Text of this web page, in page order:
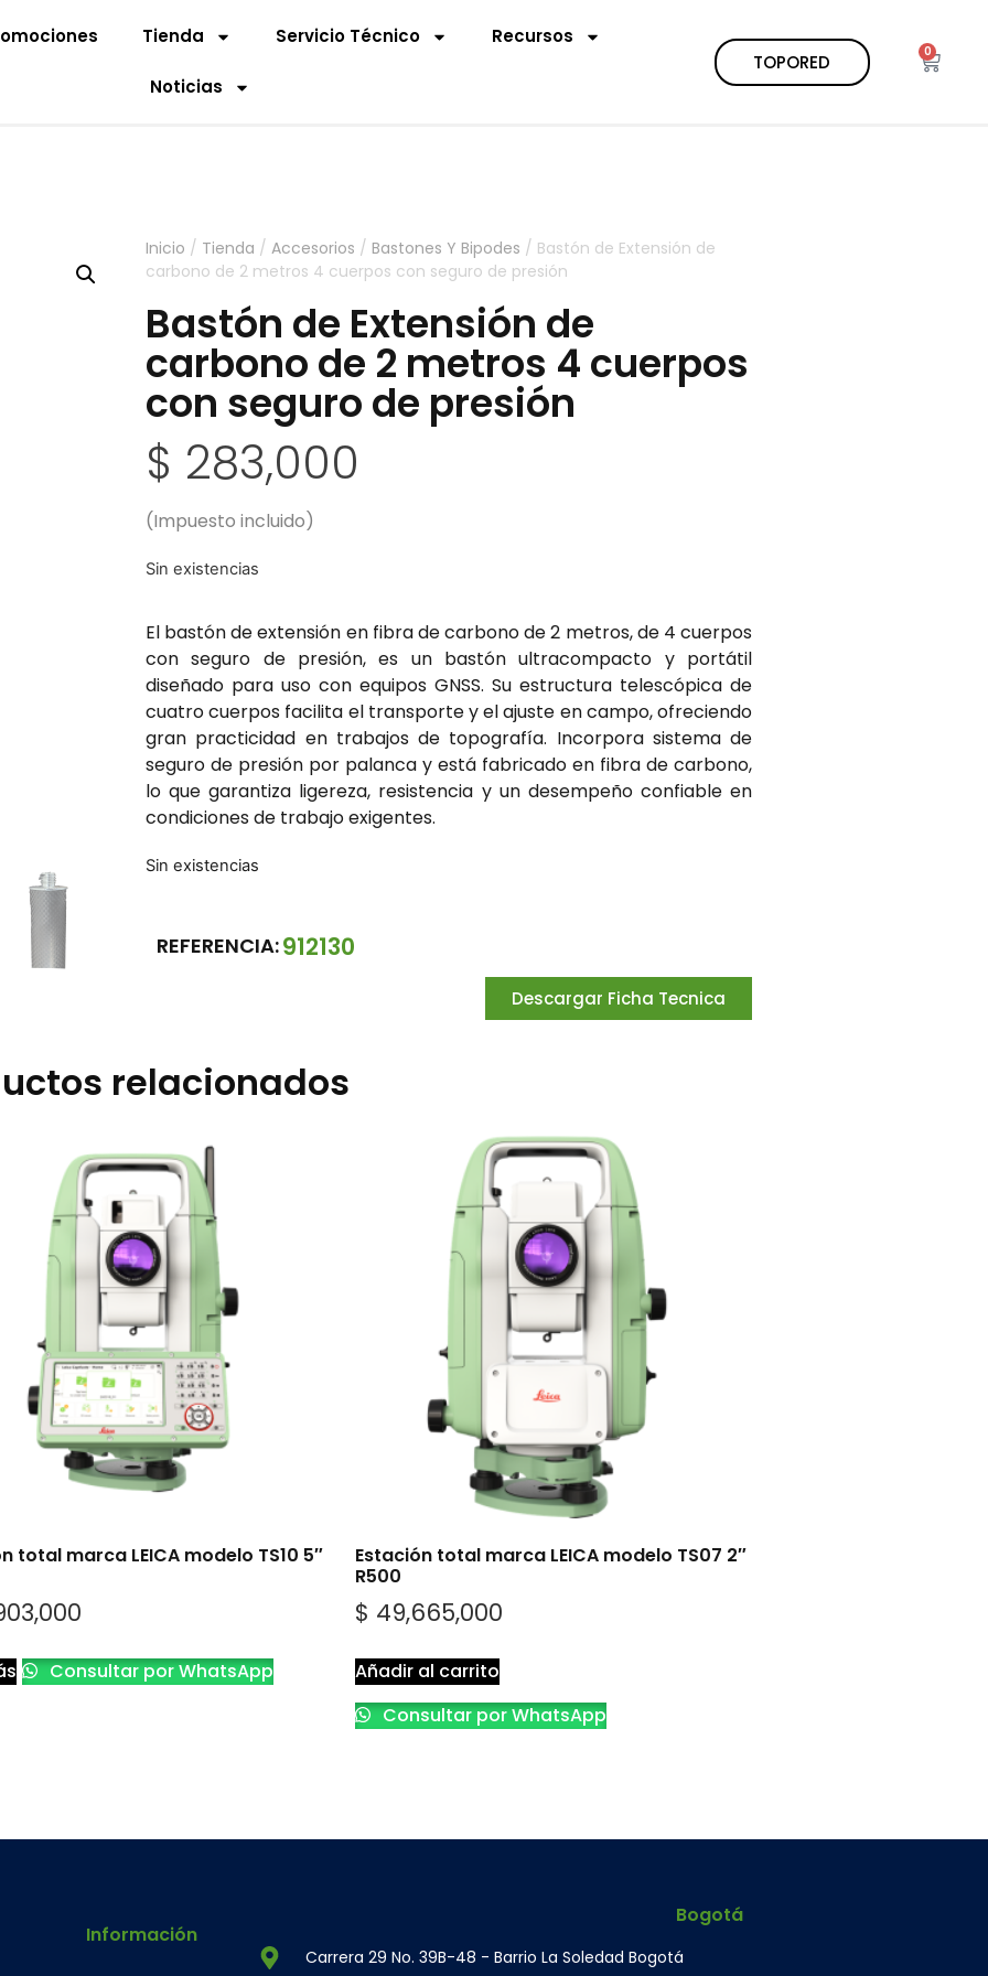
Tienda Servicio Técnico Recursos
Noticias
TOPORED 0
Inicio / Tienda / Accesorios / Bastones Y Bipodes / Bastón de Extensión de
carbono de 2 metros 4 cuerpos con seguro de presión
Bastón de Extensión de
carbono de 2 metros 4 cuerpos
con seguro de presión
$ 283,000
(Impuesto incluido)
Sin existencias
El bastón de extensión en fibra de carbono de 2 metros, de 4 cuerpos
con seguro de presión, es un bastón ultracompacto y portátil
diseñado para uso con equipos GNSS. Su estructura telescópica de
cuatro cuerpos facilita el transporte y el ajuste en campo, ofreciendo
gran practicidad en trabajos de topografía. Incorpora sistema de
seguro de presión por palanca y está fabricado en fibra de carbono,
lo que garantiza ligereza, resistencia y un desempeño confiable en
condiciones de trabajo exigentes.
Sin existencias
REFERENCIA:912130
Descargar Ficha Tecnica
relacionados
total marca LEICA modelo TS10 5″
Consultar por WhatsApp
Estación total marca LEICA modelo TS07 2″
R500
$ 49,665,000
Añadir al carrito
Consultar por WhatsApp
Información
Bogotá
Carrera 29 No. 39B-48 - Barrio La Soledad Bogotá